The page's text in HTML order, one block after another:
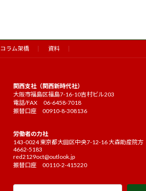
コラム架橋 資料
関西支社（関西新時代社）
大阪市福島区福島7-16-10吉村ビル203
電話/FAX 06-6458-7018
振替口座 00910-8-308136
労働者の力社
143-0024 東京都大田区中央7-12-16 大森助産院
4662-5183
red2129oct@outlook.jp
振替口座 00110-2-415220